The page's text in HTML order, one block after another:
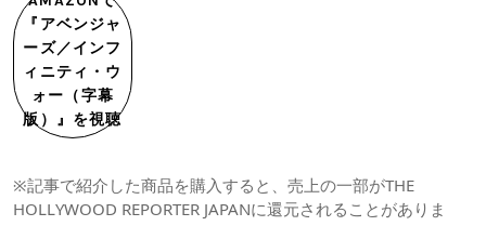
『アベンジャ
ーズ／インフ
ィニティ・ウ
ォー（字幕
版）』を視聴
※記事で紹介した商品を購入すると、売上の一部がTHE
HOLLYWOOD REPORTER JAPANに還元されることがありま